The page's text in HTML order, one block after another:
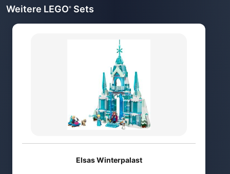
Weitere LEGO® Sets
Elsas Winterpalast